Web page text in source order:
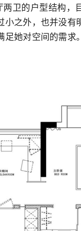
卫的户型结构，
之外，也并没有
她对空间的需求